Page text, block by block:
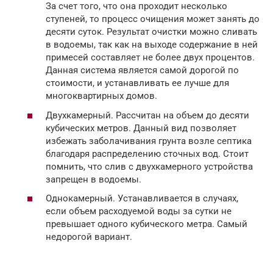
За счет того, что она проходит несколько
ступеней, то процесс очищения может занять до
десяти суток. Результат очистки можно сливать
в водоемы, так как на выходе содержание в ней
примесей составляет не более двух процентов.
Данная система является самой дорогой по
стоимости, и устанавливать ее лучше для
многоквартирных домов.
Двухкамерный. Рассчитан на объем до десяти
кубических метров. Данный вид позволяет
избежать заболачивания грунта возле септика
благодаря распределению сточных вод. Стоит
помнить, что слив с двухкамерного устройства
запрещен в водоемы.
Однокамерный. Устанавливается в случаях,
если объем расходуемой воды за сутки не
превышает одного кубического метра. Самый
недорогой вариант.